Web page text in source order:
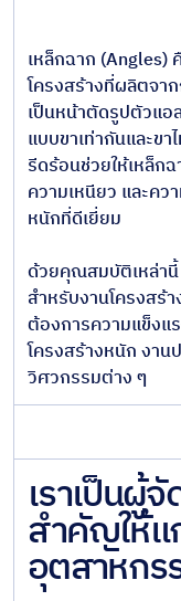
เหล็ก
พิเศษ
โลหะที่
ไม่ใช่เหล็ก
เหล็ก
สำเร็จรูป
เหล็กฉาก
โครงสร้างที่ผลิตจา
เป็นหน้าตัดรูปตัวแอ
แบบขาเท่ากันและขา
รีดร้อนช่วยให้เหล็ก
ความเหนียว และคว
หนักที่ดีเยี่ยม
ด้วยคุณสมบัติเหล่านี้
สำหรับงานโครงสร้
ต้องการความแข็งแ
โครงสร้างหนัก งาน
วิศวกรรมต่าง ๆ
เราเป็นผู้
สำคัญให้แ
อุตสาหกร